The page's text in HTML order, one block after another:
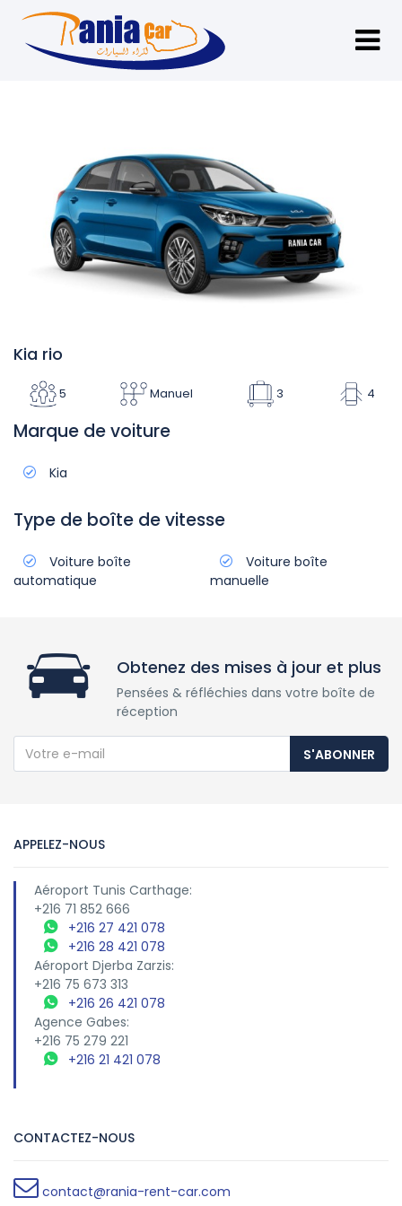
Kia rio
5 Manuel 3 4
Marque de voiture
Kia
Type de boîte de vitesse
Voiture boîte
automatique
Voiture boîte
manuelle
Obtenez des mises à jour et plus
Pensées & réfléchies dans votre boîte de
réception
S'ABONNER
APPELEZ-NOUS
Aéroport Tunis Carthage:
+216 71 852 666
+216 27 421 078
+216 28 421 078
Aéroport Djerba Zarzis:
+216 75 673 313
+216 26 421 078
Agence Gabes:
+216 75 279 221
+216 21 421 078
CONTACTEZ-NOUS
contact@rania-rent-car.com